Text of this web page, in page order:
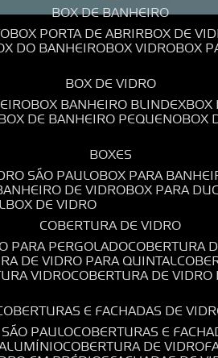
BOX DE BANHEIRO
BOX PORTA DE ABRIR BOX DE
DO BANHEIRO BOX VIDRO BOX
BOX DE VIDRO
BOX BANHEIRO BLINDEX
BOX DE BANHEIRO PEQUENO
BOXES
SÃO PAULO BOX PARA
DE VIDRO BOX PARA
BOX DE VIDRO
COBERTURA DE VIDRO
PARA PERGOLADO COBERTURA
DE VIDRO PARA QUINTAL
VIDRO COBERTURA DE
COBERTURAS E FACHADAS DE
PAULO COBERTURAS E
COBERTURA DE VIDRO